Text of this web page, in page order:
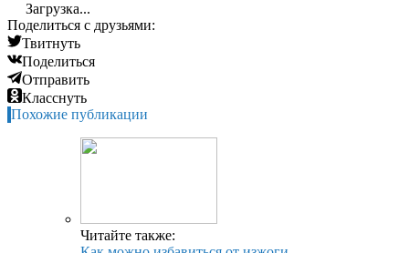
Загрузка...
Поделиться с друзьями:
Твитнуть
Поделиться
Отправить
Класснуть
Похожие публикации
Читайте также: